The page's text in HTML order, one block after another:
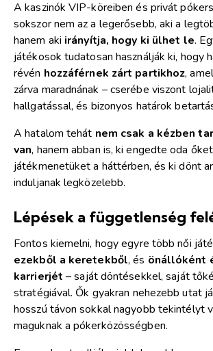
A kaszinók VIP-köreiben és privát
sokszor nem az a legerősebb, aki a
hanem aki irányítja, hogy ki ülhet le.
játékosok tudatosan használják ki, hogy
révén hozzáférnek zárt partikhoz,
zárva maradnának – cserébe viszont
hallgatással, és bizonyos határok
A hatalom tehát nem csak a kézben
van, hanem abban is, ki engedte oda
játékmenetüket a háttérben, és ki dönt
induljanak legközelebb.
Lépések a függetlenség
Fontos kiemelni, hogy egyre több női
ezekből a keretekből, és önállóként
karrierjét – saját döntésekkel, saját
stratégiával. Ők gyakran nehezebb utat
hosszú távon sokkal nagyobb tekintélyt
maguknak a pókerközösségben.